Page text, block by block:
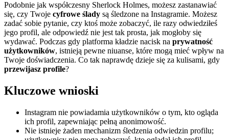
Podobnie jak współczesny Sherlock Holmes, możesz zastanawiać
się, czy Twoje cyfrowe ślady są śledzone na Instagramie. Możesz
zadać sobie pytanie, czy ktoś może zobaczyć, ile razy odwiedziłeś
jego profil, ale odpowiedź nie jest tak prosta, jak mogłoby się
wydawać. Podczas gdy platforma kładzie nacisk na prywatność
użytkowników, istnieją pewne niuanse, które mogą mieć wpływ na
Twoje doświadczenia. Co tak naprawdę dzieje się za kulisami, gdy
przewijasz profile?
Kluczowe wnioski
Instagram nie powiadamia użytkowników o tym, kto ogląda
ich profil, zapewniając pełną anonimowość.
Nie istnieje żaden mechanizm śledzenia odwiedzin profilu;